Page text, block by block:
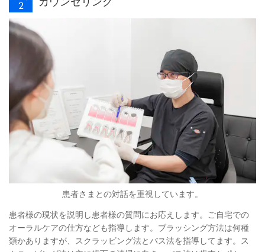
患者さまとの対話を重視しています。
患者様の現状を説明し患者様の質問にお応えします。ご自宅での
オーラルケアの仕方なども指導します。ブラッシング方法は何種
類かありますが、スクラッビング法とバス法を指導してます。ス